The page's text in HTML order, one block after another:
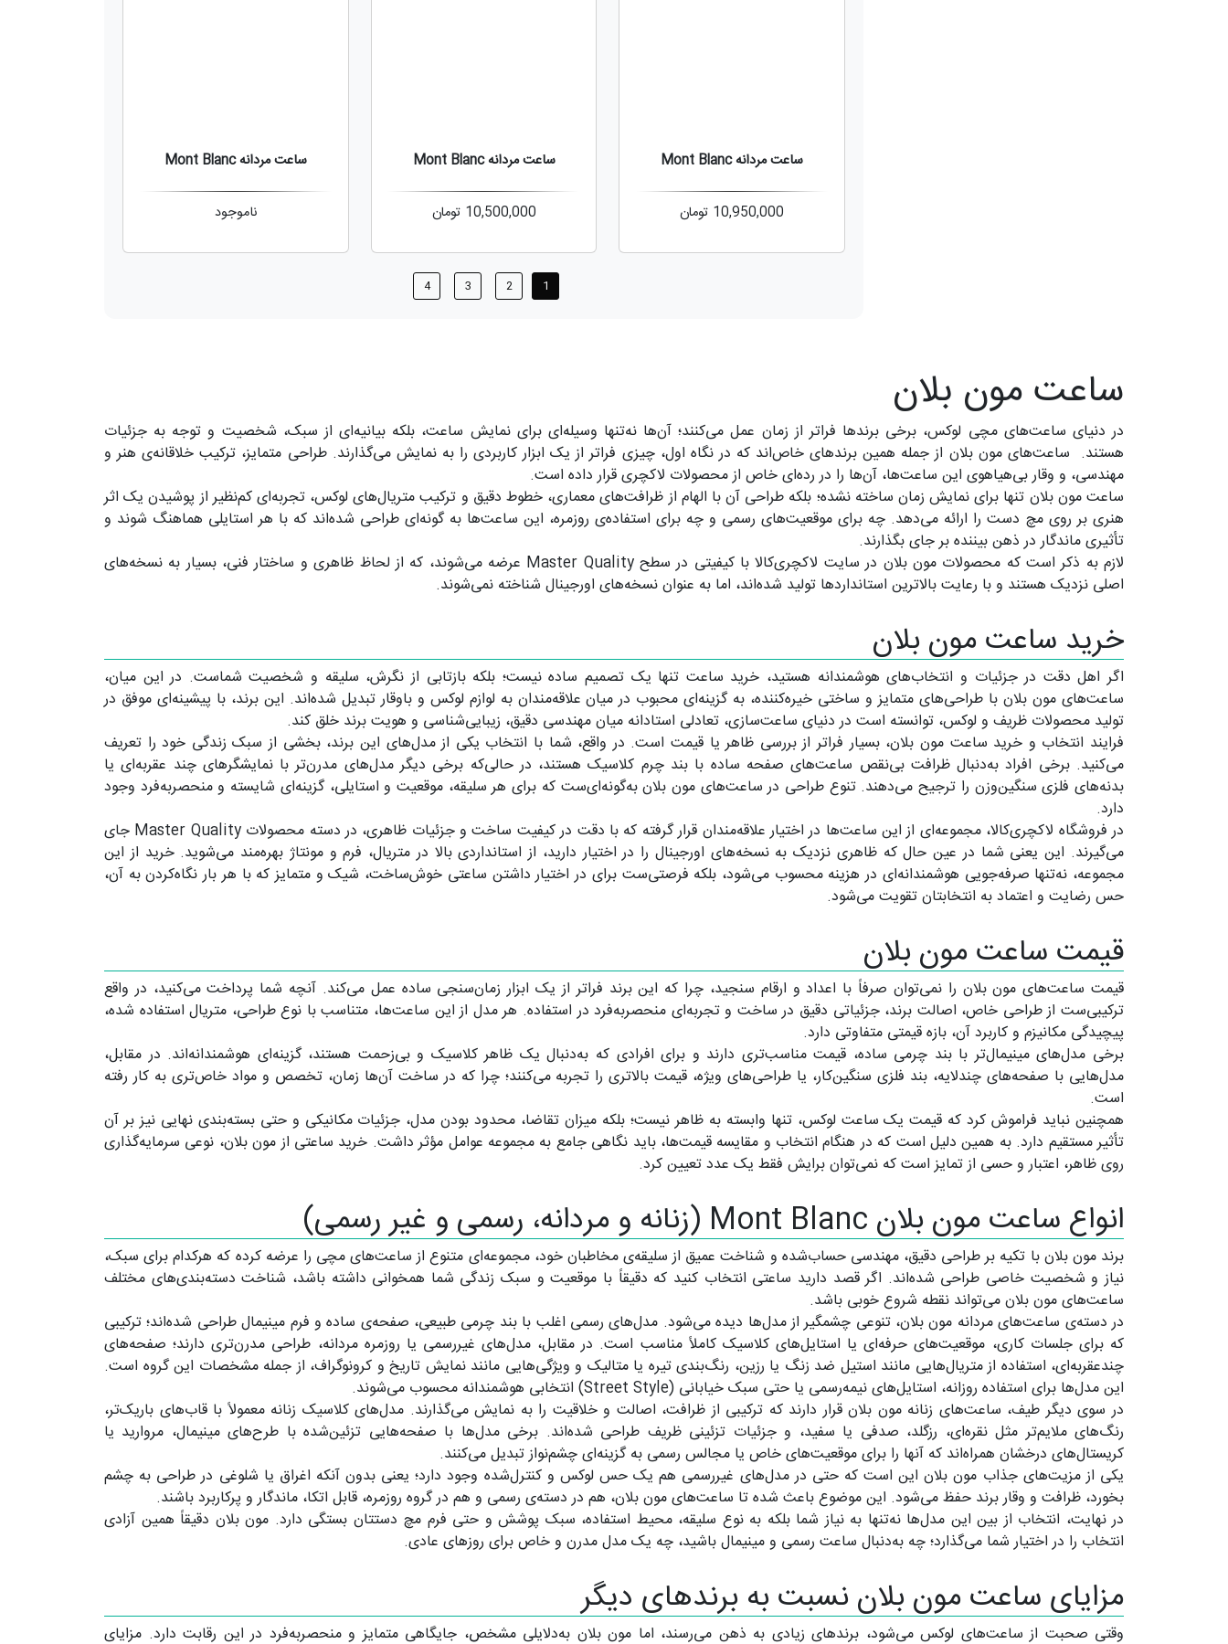
ساعت مردانه Mont Blanc
10,950,000 تومان
ساعت مردانه Mont Blanc
10,500,000 تومان
ساعت مردانه Mont Blanc
ناموجود
1
2
3
4
ساعت مون بلان
در دنیای ساعت‌های مچی لوکس، برخی برندها فراتر از زمان عمل می‌کنند؛ آن‌ها نه‌تنها وسیله‌ای برای نمایش ساعت، بلکه بیانیه‌ای از سبک، شخصیت و توجه به جزئیات
هستند. ساعت‌های مون بلان از جمله همین برندهای خاص‌اند که در نگاه اول، چیزی فراتر از یک ابزار کاربردی را به نمایش می‌گذارند. طراحی متمایز، ترکیب خلاقانه‌ی هنر و
مهندسی، و وقار بی‌هیاهوی این ساعت‌ها، آن‌ها را در رده‌ای خاص از محصولات لاکچری قرار داده است.
ساعت مون بلان تنها برای نمایش زمان ساخته نشده؛ بلکه طراحی آن با الهام از ظرافت‌های معماری، خطوط دقیق و ترکیب متریال‌های لوکس، تجربه‌ای کم‌نظیر از پوشیدن یک اثر
هنری بر روی مچ دست را ارائه می‌دهد. چه برای موقعیت‌های رسمی و چه برای استفاده‌ی روزمره، این ساعت‌ها به گونه‌ای طراحی شده‌اند که با هر استایلی هماهنگ شوند و
تأثیری ماندگار در ذهن بیننده بر جای بگذارند.
لازم به ذکر است که محصولات مون بلان در سایت لاکچری‌کالا با کیفیتی در سطح Master Quality عرضه می‌شوند، که از لحاظ ظاهری و ساختار فنی، بسیار به نسخه‌های
اصلی نزدیک هستند و با رعایت بالاترین استانداردها تولید شده‌اند، اما به عنوان نسخه‌های اورجینال شناخته نمی‌شوند.
خرید ساعت مون بلان
اگر اهل دقت در جزئیات و انتخاب‌های هوشمندانه هستید، خرید ساعت تنها یک تصمیم ساده نیست؛ بلکه بازتابی از نگرش، سلیقه و شخصیت شماست. در این میان،
ساعت‌های مون بلان با طراحی‌های متمایز و ساختی خیره‌کننده، به گزینه‌ای محبوب در میان علاقه‌مندان به لوازم لوکس و باوقار تبدیل شده‌اند. این برند، با پیشینه‌ای موفق در
تولید محصولات ظریف و لوکس، توانسته است در دنیای ساعت‌سازی، تعادلی استادانه میان مهندسی دقیق، زیبایی‌شناسی و هویت برند خلق کند.
فرایند انتخاب و خرید ساعت مون بلان، بسیار فراتر از بررسی ظاهر یا قیمت است. در واقع، شما با انتخاب یکی از مدل‌های این برند، بخشی از سبک زندگی خود را تعریف
می‌کنید. برخی افراد به‌دنبال ظرافت بی‌نقص ساعت‌های صفحه ساده با بند چرم کلاسیک هستند، در حالی‌که برخی دیگر مدل‌های مدرن‌تر با نمایشگرهای چند عقربه‌ای یا
بدنه‌های فلزی سنگین‌وزن را ترجیح می‌دهند. تنوع طراحی در ساعت‌های مون بلان به‌گونه‌ای‌ست که برای هر سلیقه، موقعیت و استایلی، گزینه‌ای شایسته و منحصربه‌فرد وجود
دارد.
در فروشگاه لاکچری‌کالا، مجموعه‌ای از این ساعت‌ها در اختیار علاقه‌مندان قرار گرفته که با دقت در کیفیت ساخت و جزئیات ظاهری، در دسته محصولات Master Quality جای
می‌گیرند. این یعنی شما در عین حال که ظاهری نزدیک به نسخه‌های اورجینال را در اختیار دارید، از استانداردی بالا در متریال، فرم و مونتاژ بهره‌مند می‌شوید. خرید از این
مجموعه، نه‌تنها صرفه‌جویی هوشمندانه‌ای در هزینه محسوب می‌شود، بلکه فرصتی‌ست برای در اختیار داشتن ساعتی خوش‌ساخت، شیک و متمایز که با هر بار نگاه‌کردن به آن،
حس رضایت و اعتماد به انتخابتان تقویت می‌شود.
قیمت ساعت مون بلان
قیمت ساعت‌های مون بلان را نمی‌توان صرفاً با اعداد و ارقام سنجید، چرا که این برند فراتر از یک ابزار زمان‌سنجی ساده عمل می‌کند. آنچه شما پرداخت می‌کنید، در واقع
ترکیبی‌ست از طراحی خاص، اصالت برند، جزئیاتی دقیق در ساخت و تجربه‌ای منحصربه‌فرد در استفاده. هر مدل از این ساعت‌ها، متناسب با نوع طراحی، متریال استفاده شده،
پیچیدگی مکانیزم و کاربرد آن، بازه قیمتی متفاوتی دارد.
برخی مدل‌های مینیمال‌تر با بند چرمی ساده، قیمت مناسب‌تری دارند و برای افرادی که به‌دنبال یک ظاهر کلاسیک و بی‌زحمت هستند، گزینه‌ای هوشمندانه‌اند. در مقابل،
مدل‌هایی با صفحه‌های چندلایه، بند فلزی سنگین‌کار، یا طراحی‌های ویژه، قیمت بالاتری را تجربه می‌کنند؛ چرا که در ساخت آن‌ها زمان، تخصص و مواد خاص‌تری به کار رفته
است.
همچنین نباید فراموش کرد که قیمت یک ساعت لوکس، تنها وابسته به ظاهر نیست؛ بلکه میزان تقاضا، محدود بودن مدل، جزئیات مکانیکی و حتی بسته‌بندی نهایی نیز بر آن
تأثیر مستقیم دارد. به همین دلیل است که در هنگام انتخاب و مقایسه قیمت‌ها، باید نگاهی جامع به مجموعه عوامل مؤثر داشت. خرید ساعتی از مون بلان، نوعی سرمایه‌گذاری
روی ظاهر، اعتبار و حسی از تمایز است که نمی‌توان برایش فقط یک عدد تعیین کرد.
انواع ساعت مون بلان Mont Blanc (زنانه و مردانه، رسمی و غیر رسمی)
برند مون بلان با تکیه بر طراحی دقیق، مهندسی حساب‌شده و شناخت عمیق از سلیقه‌ی مخاطبان خود، مجموعه‌ای متنوع از ساعت‌های مچی را عرضه کرده که هرکدام برای سبک،
نیاز و شخصیت خاصی طراحی شده‌اند. اگر قصد دارید ساعتی انتخاب کنید که دقیقاً با موقعیت و سبک زندگی شما همخوانی داشته باشد، شناخت دسته‌بندی‌های مختلف
ساعت‌های مون بلان می‌تواند نقطه شروع خوبی باشد.
در دسته‌ی ساعت‌های مردانه مون بلان، تنوعی چشمگیر از مدل‌ها دیده می‌شود. مدل‌های رسمی اغلب با بند چرمی طبیعی، صفحه‌ی ساده و فرم مینیمال طراحی شده‌اند؛ ترکیبی
که برای جلسات کاری، موقعیت‌های حرفه‌ای یا استایل‌های کلاسیک کاملاً مناسب است. در مقابل، مدل‌های غیررسمی یا روزمره مردانه، طراحی مدرن‌تری دارند؛ صفحه‌های
چندعقربه‌ای، استفاده از متریال‌هایی مانند استیل ضد زنگ یا رزین، رنگ‌بندی تیره یا متالیک و ویژگی‌هایی مانند نمایش تاریخ و کرونوگراف، از جمله مشخصات این گروه است.
این مدل‌ها برای استفاده روزانه، استایل‌های نیمه‌رسمی یا حتی سبک خیابانی (Street Style) انتخابی هوشمندانه محسوب می‌شوند.
در سوی دیگر طیف، ساعت‌های زنانه مون بلان قرار دارند که ترکیبی از ظرافت، اصالت و خلاقیت را به نمایش می‌گذارند. مدل‌های کلاسیک زنانه معمولاً با قاب‌های باریک‌تر،
رنگ‌های ملایم‌تر مثل نقره‌ای، رزگلد، صدفی یا سفید، و جزئیات تزئینی ظریف طراحی شده‌اند. برخی مدل‌ها با صفحه‌هایی تزئین‌شده با طرح‌های مینیمال، مروارید یا
کریستال‌های درخشان همراه‌اند که آنها را برای موقعیت‌های خاص یا مجالس رسمی به گزینه‌ای چشم‌نواز تبدیل می‌کنند.
یکی از مزیت‌های جذاب مون بلان این است که حتی در مدل‌های غیررسمی هم یک حس لوکس و کنترل‌شده وجود دارد؛ یعنی بدون آنکه اغراق یا شلوغی در طراحی به چشم
بخورد، ظرافت و وقار برند حفظ می‌شود. این موضوع باعث شده تا ساعت‌های مون بلان، هم در دسته‌ی رسمی و هم در گروه روزمره، قابل اتکا، ماندگار و پرکاربرد باشند.
در نهایت، انتخاب از بین این مدل‌ها نه‌تنها به نیاز شما بلکه به نوع سلیقه، محیط استفاده، سبک پوشش و حتی فرم مچ دستتان بستگی دارد. مون بلان دقیقاً همین آزادی
انتخاب را در اختیار شما می‌گذارد؛ چه به‌دنبال ساعت رسمی و مینیمال باشید، چه یک مدل مدرن و خاص برای روزهای عادی.
مزایای ساعت مون بلان نسبت به برندهای دیگر
وقتی صحبت از ساعت‌های لوکس می‌شود، برندهای زیادی به ذهن می‌رسند، اما مون بلان به‌دلایلی مشخص، جایگاهی متمایز و منحصربه‌فرد در این رقابت دارد. مزایای